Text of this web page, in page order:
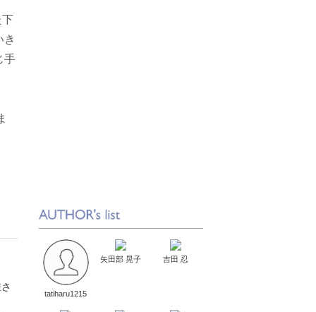
き
手
tatiharu1215
矢田部 晃子 吉田 忍